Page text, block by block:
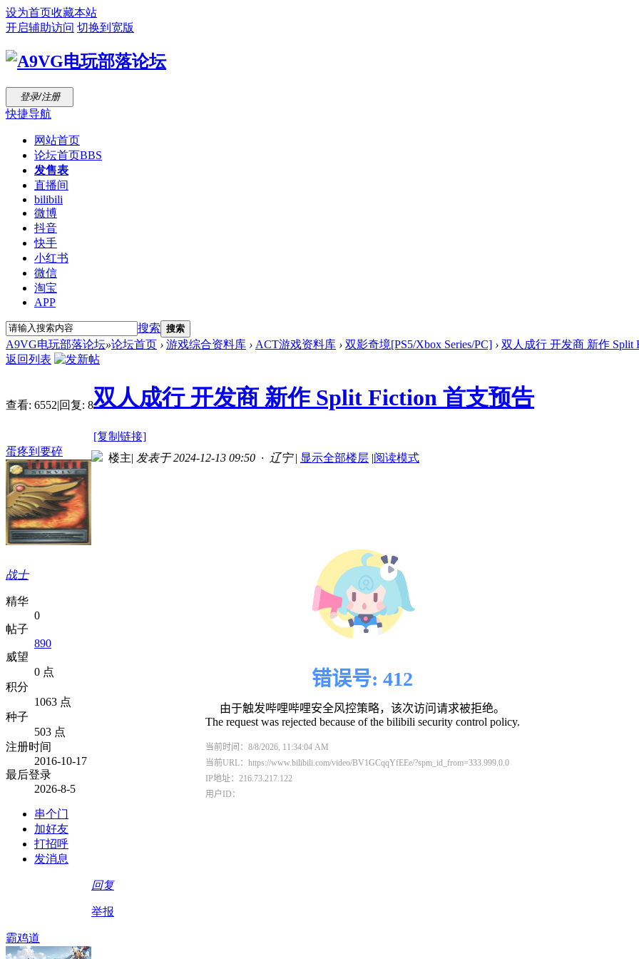
设为首页收藏本站
开启辅助访问 切换到宽版
登录/注册
快捷导航
网站首页
论坛首页BBS
发售表
直播间
bilibili
微博
抖音
快手
小红书
微信
淘宝
APP
搜索 搜索
A9VG电玩部落论坛»论坛首页 › 游戏综合资料库 › ACT游戏资料库 › 双影奇境[PS5/Xbox Series/PC] › 双人成行 开发商 新作 Split
返回列表
查看: 6552|回复: 8双人成行 开发商 新作 Split Fiction 首支预告
[复制链接]
蛋疼到要碎
战士
精华
0
帖子
890
威望
0 点
积分
1063 点
种子
503 点
注册时间
2016-10-17
最后登录
2026-8-5
串个门
加好友
打招呼
发消息
楼主| 发表于 2024-12-13 09:50 · 辽宁 | 显示全部楼层 |阅读模式
回复
举报
霸鸡道